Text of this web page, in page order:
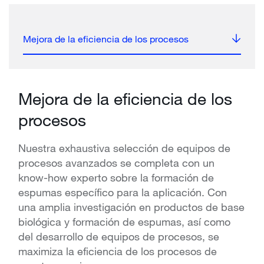
Mejora de la eficiencia de los procesos
Mejora de la eficiencia de los
procesos
Nuestra exhaustiva selección de equipos de
procesos avanzados se completa con un
know-how experto sobre la formación de
espumas específico para la aplicación. Con
una amplia investigación en productos de base
biológica y formación de espumas, así como
del desarrollo de equipos de procesos, se
maximiza la eficiencia de los procesos de